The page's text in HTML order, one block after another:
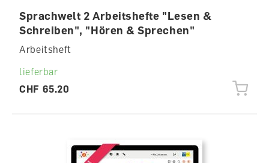
Sprachwelt 2 Arbeitshefte "Lesen &
Schreiben", "Hören & Sprechen"
Arbeitsheft
lieferbar
CHF 65.20